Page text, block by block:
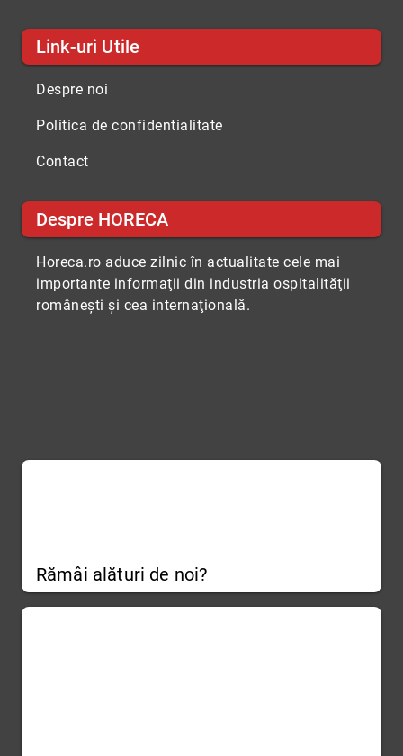
Link-uri Utile
Despre noi
Politica de confidentialitate
Contact
Despre HORECA
Horeca.ro aduce zilnic în actualitate cele mai
importante informaţii din industria ospitalităţii
româneşti şi cea internaţională.
Rămâi alături de noi?